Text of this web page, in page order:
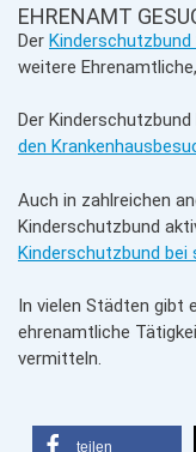
EHRENAMT
Der
weitere
Der
den
Auch in zahlreichen
Kinderschutzbund
Kinderschutzbund bei
In vielen Städten gibt
ehrenamtliche
vermitteln.
teilen